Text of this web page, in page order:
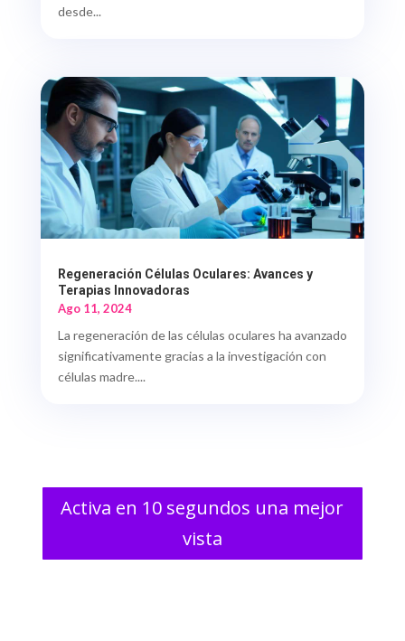
desde...
Regeneración Células Oculares: Avances y
Terapias Innovadoras
Ago 11, 2024
La regeneración de las células oculares ha avanzado
significativamente gracias a la investigación con
células madre....
Activa en 10 segundos una mejor
vista